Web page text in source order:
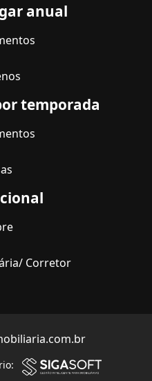
anual
temporada
Corretor